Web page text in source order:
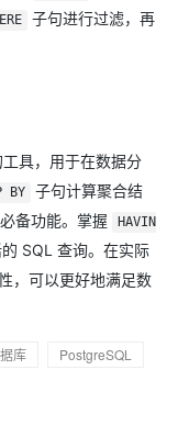
子句进行过滤，再
具，用于在数据分
BY
子句计算聚合结
备功能。掌握
HAVIN
SQL 查询。在实际
，可以更好地满足数
库
PostgreSQL